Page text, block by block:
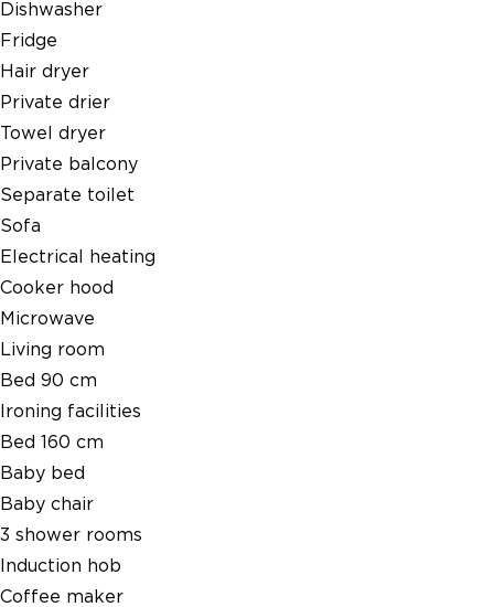
Dishwasher
Fridge
Hair dryer
Private drier
Towel dryer
Private balcony
Separate toilet
Sofa
Electrical heating
Cooker hood
Microwave
Living room
Bed 90 cm
Ironing facilities
Bed 160 cm
Baby bed
Baby chair
3 shower rooms
Induction hob
Coffee maker